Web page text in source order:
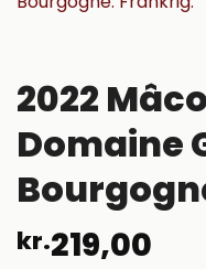
2022
Domaine
kr.219,00